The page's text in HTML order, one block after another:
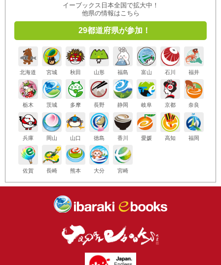
イーブックス日本全国で拡大中！
他県の情報はこちら
29都道府県が参加！
北海道 宮城 秋田 山形 福島 富山 石川 福井
栃木 茨城 多摩 長野 静岡 岐阜 京都 奈良
兵庫 岡山 山口 徳島 香川 愛媛 高知 福岡
佐賀 長崎 熊本 大分 宮崎